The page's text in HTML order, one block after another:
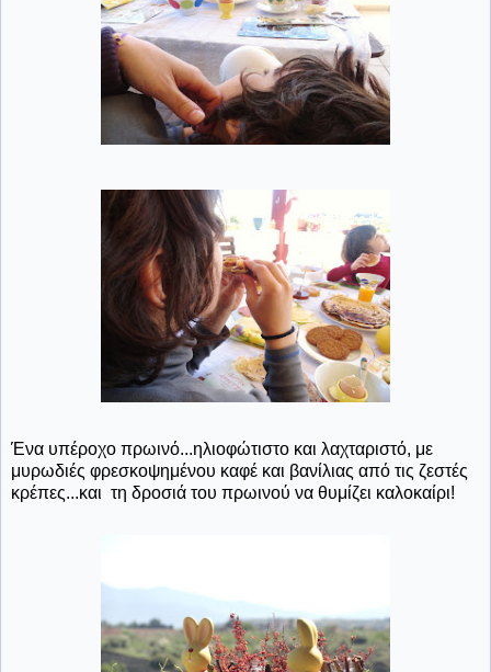
Ένα υπέροχο πρωινό...ηλιοφώτιστο και λαχταριστό, με
μυρωδιές φρεσκοψημένου καφέ και βανίλιας από τις ζεστές
κρέπες...και τη δροσιά του πρωινού να θυμίζει καλοκαίρι!